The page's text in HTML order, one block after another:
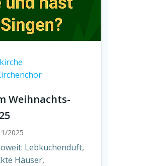
Weihnachts-
2025
Lebkuchenduft,
Häuser,